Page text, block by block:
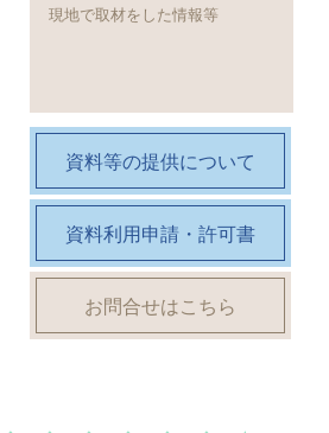
現地で取材をした情報等
資料等の提供について
資料利用申請・許可書
お問合せはこちら